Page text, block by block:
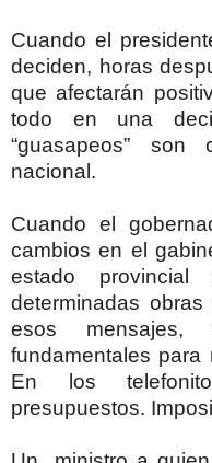
Cuando el
deciden, horas
que afectarán
todo en una
“guasapeos”
nacional.
Cuando el
cambios en el
estado
determinadas
esos
fundamentales
En los
presupuestos.